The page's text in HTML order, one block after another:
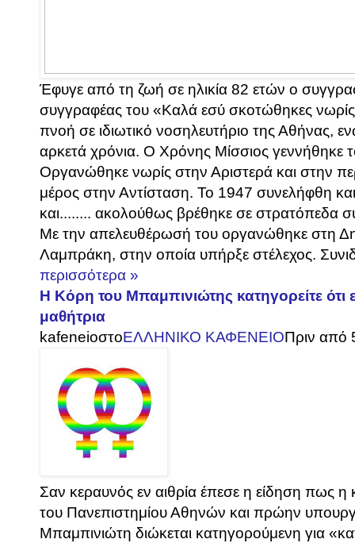
Έφυγε από τη ζωή σε ηλικία 82 ετών ο
συγγραφέας του «Καλά εσύ σκοτώθηκες
πνοή σε ιδιωτικό νοσηλευτήριο της Αθήνας,
αρκετά χρόνια. Ο Χρόνης Μίσσιος γεννήθηκε
Οργανώθηκε νωρίς στην Αριστερά και στην
μέρος στην Αντίσταση. Το 1947 συνελήφθη
και........ ακολούθως βρέθηκε σε στρατόπεδα
Με την απελευθέρωσή του οργανώθηκε στη
Λαμπράκη, στην οποία υπήρξε στέλεχος.
περισσότερα »
Η Κόρη του Μπαμπινιώτης κατηγορείτε ότι
μαθήτρια
kafeneioστοΕΛΛΗΝΙΚΟ ΚΑΦΕΝΕΙΟΠριν από
Σαν κεραυνός εν αιθρία έπεσε η είδηση πως
του Πανεπιστημίου Αθηνών και πρώην
Μπαμπινιώτη διώκεται κατηγορούμενη για